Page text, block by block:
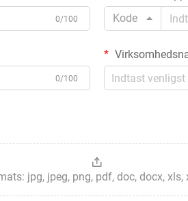
0/100
Kode
0/100
jpg, jpeg, png, pdf, doc, docx, xls,